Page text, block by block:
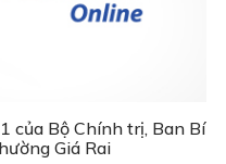
của Bộ Chính trị, Ban Bí
Giá Rai